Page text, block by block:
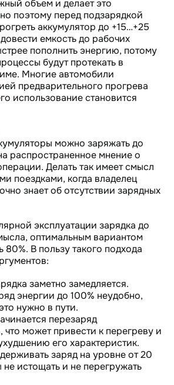
объем и делает это
поэтому перед подзарядкой
аккумулятор до +15…+25
емкость до рабочих
пополнить энергию, потому
будут протекать в
Многие автомобили
предварительного прогрева
использование становится
можно заряжать до
распространенное мнение о
Делать так имеет смысл
поездками, когда владелец
знает об отсутствии зарядных
эксплуатации зарядка до
оптимальным вариантом
80%. В пользу такого подхода
заметно замедляется.
энергии до 100% неудобно,
нужно в пути.
перезаряд
что может привести к перегреву и
его характеристик.
заряд на уровне от 20
не истощать и не перегружать